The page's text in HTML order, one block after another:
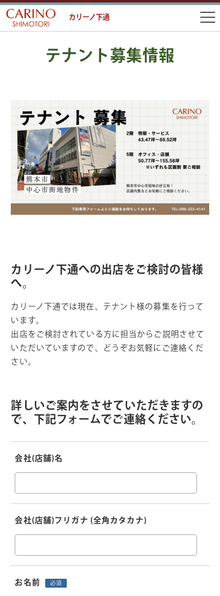
カリーノ下通
テナント募集情報
カリーノ下通への出店をご検討の皆様
へ。
カリーノ下通では現在、テナント様の募集を行って
います。
出店をご検討されている方に担当からご説明させて
いただいていますので、どうぞお気軽にご連絡くだ
さい。
詳しいご案内をさせていただきますの
で、下記フォームでご連絡ください。
会社(店舗)名
会社(店舗)フリガナ (全角カタカナ)
お名前 必須